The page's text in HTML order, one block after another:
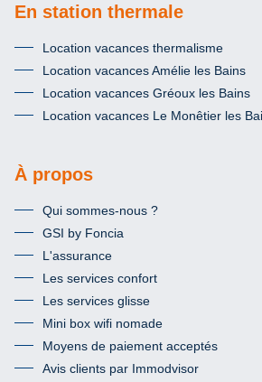
En station thermale
Location vacances thermalisme
Location vacances Amélie les Bains
Location vacances Gréoux les Bains
Location vacances Le Monêtier les
À propos
Qui sommes-nous ?
GSI by Foncia
L'assurance
Les services confort
Les services glisse
Mini box wifi nomade
Moyens de paiement acceptés
Avis clients par Immodvisor